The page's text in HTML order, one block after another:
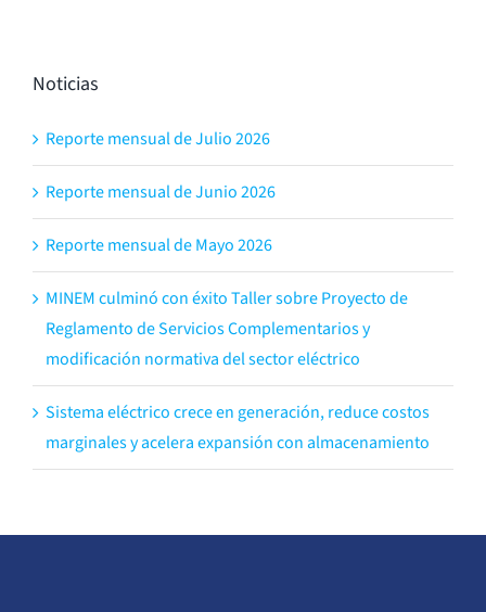
Noticias
Reporte mensual de Julio 2026
Reporte mensual de Junio 2026
Reporte mensual de Mayo 2026
MINEM culminó con éxito Taller sobre Proyecto de
Reglamento de Servicios Complementarios y
modificación normativa del sector eléctrico
Sistema eléctrico crece en generación, reduce costos
marginales y acelera expansión con almacenamiento